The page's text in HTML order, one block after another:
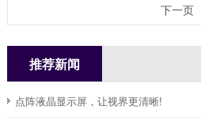
下一页
推荐新闻
点阵液晶显示屏，让视界更清晰!